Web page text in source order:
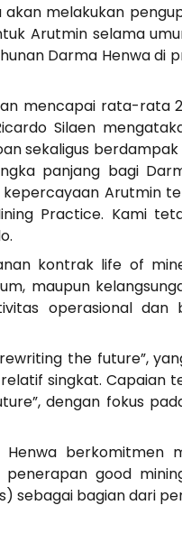
melakukan
Arutmin selama
Darma Henwa di
mencapai rata-rata
Silaen
sekaligus
panjang bagi
Arutmin
Practice. Kami
kontrak life of
maupun
operasional dan
the future”,
singkat. Capaian
dengan fokus
berkomitmen
good
sebagai bagian dari